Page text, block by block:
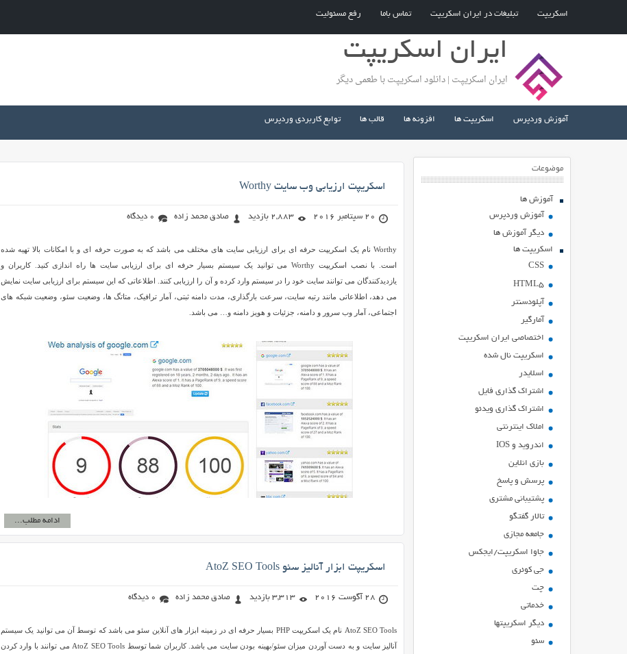
اسکریپت تبلیغات در ایران اسکریپت تماس باما رفع مسئولیت
ایران اسکریپت
ایران اسکریپت | دانلود اسکریپت با طعمی دیگر
آموزش وردپرس اسکریپت ها افزونه ها قالب ها توابع کاربردی وردپرس
موضوعات
آموزش ها
آموزش وردپرس
دیگر آموزش ها
اسکریپت ها
CSS
HTML5
آپلودسنتر
آمارگیر
اختصاصی ایران اسکریپت
اسکریپت نال شده
اسلایدر
اشتراك گذاري فايل
اشتراک گذاری ویدئو
املاک اینترنتی
اندروید و IOS
بازي انلاين
پرسش و پاسخ
پشتیبانی مشتری
تالار گفتگو
جامعه مجازی
جاوا اسکریپت/ایجکس
جی کوئری
چت
خدماتی
ديگر اسكريپتها
سئو
اسکریپت ارزیابی وب سایت Worthy
20 سپتامبر 2016 2,883 بازدید صادق محمد زاده 0 دیدگاه
Worthy نام یک اسکریپت حرفه ای برای ارزیابی سایت های مختلف می باشد که به صورت حرفه ای و با امکانات بالا تهیه شده
است. با نصب اسکریپت Worthy می توانید یک سیستم بسیار حرفه ای برای ارزیابی سایت ها راه اندازی کنید. کاریران و
یازدیدکنندگان می توانند سایت خود را در سیستم وارد کرده و آن را ارزیابی کنند. اطلاعاتی که این سیستم برای ارزیابی سایت نمایش
می دهد، اطلاعاتی مانند رتبه سایت، سرعت بارگذاری، مدت دامنه ثبتی، آمار ترافیک، متاتگ ها، وضعیت سئو، وضعیت شبکه های
اجتماعی، آمار وب سرور و دامنه، جزئیات و هویز دامنه و… می باشد.
ادامه مطلب...
اسکریپت ابزار آنالیز سئو AtoZ SEO Tools
28 آگوست 2016 3,313 بازدید صادق محمد زاده 0 دیدگاه
AtoZ SEO Tools نام یک اسکریپت PHP بسیار حرفه ای در زمینه ابزار های آنلاین سئو می باشد که توسط آن می توانید یک سیستم
آنالیز سایت و به دست آوردن میزان سئو/بهینه بودن سایت می باشد. کاربران شما توسط AtoZ SEO Tools می توانند با وارد کردن